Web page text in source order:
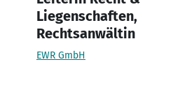
Liegenschaften,
Rechtsanwältin
EWR GmbH